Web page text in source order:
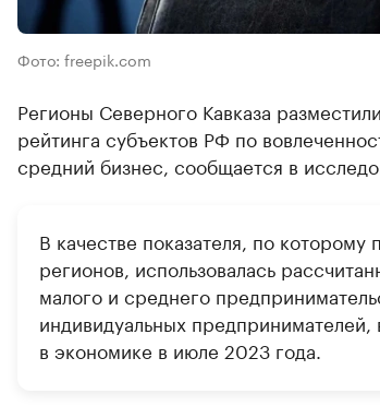
Фото: freepik.com
Регионы Северного Кавказа
рейтинга субъектов РФ по
средний бизнес, сообщается в
В качестве показателя, по
регионов, использовалась
малого и среднего
индивидуальных
в экономике в июле 2023 года.